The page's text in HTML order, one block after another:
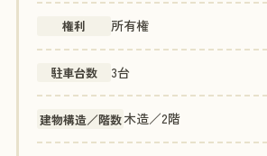
権利 所有権
駐車台数 3台
建物構造／階数木造／2階